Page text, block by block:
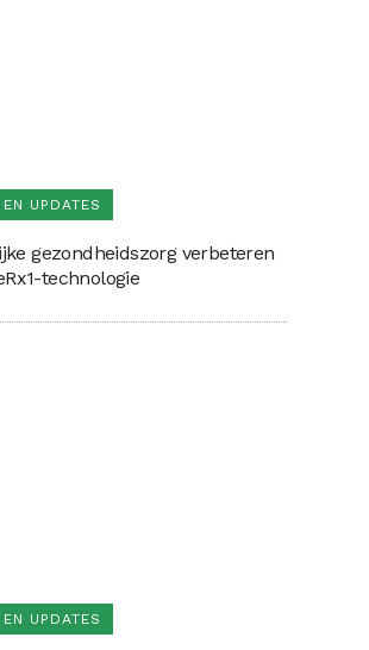
UPDATES
gezondheidszorg verbeteren
technologie
UPDATES